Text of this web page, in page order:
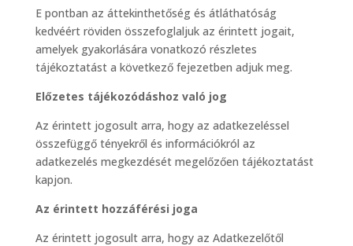
E pontban az áttekinthetőség és átláthatóság
kedvéért röviden összefoglaljuk az érintett jogait,
amelyek gyakorlására vonatkozó részletes
tájékoztatást a következő fejezetben adjuk meg.
Előzetes tájékozódáshoz való jog
Az érintett jogosult arra, hogy az adatkezeléssel
összefüggő tényekről és információkról az
adatkezelés megkezdését megelőzően tájékoztatást
kapjon.
Az érintett hozzáférési joga
Az érintett jogosult arra, hogy az Adatkezelőtől